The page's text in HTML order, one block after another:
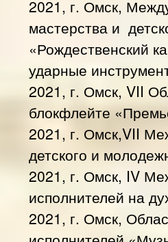
2021, г. Омск,
мастерства и
«Рождественский
ударные
2021, г. Омск, VII
блокфлейте
2021, г. Омск,VII
детского и
2021, г. Омск, IV
исполнителей на
2021, г. Омск,